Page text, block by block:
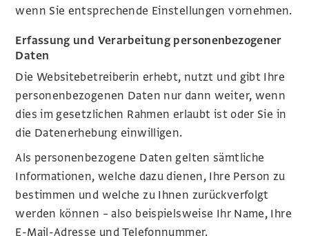
wenn Sie entsprechende Einstellungen vornehmen.
Erfassung und Verarbeitung personenbezogener
Daten
Die Websitebetreiberin erhebt, nutzt und gibt Ihre
personenbezogenen Daten nur dann weiter, wenn
dies im gesetzlichen Rahmen erlaubt ist oder Sie in
die Datenerhebung einwilligen.
Als personenbezogene Daten gelten sämtliche
Informationen, welche dazu dienen, Ihre Person zu
bestimmen und welche zu Ihnen zurückverfolgt
werden können – also beispielsweise Ihr Name, Ihre
E-Mail-Adresse und Telefonnummer.